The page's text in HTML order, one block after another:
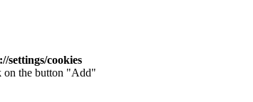
settings/cookies
on the button "Add"